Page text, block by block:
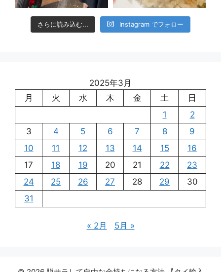
さらに読み込む... Instagram でフォロー
2025年3月
月
火 水 木 金 土
日
1
2
3
4 5 6 7 8
9
10
11 12 13 14 15
16
17
18 19 20 21 22
23
24
25 26 27 28 29
30
31
« 2月 5月 »